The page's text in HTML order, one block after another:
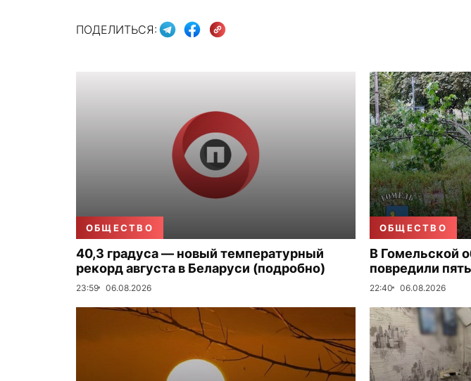
ПОДЕЛИТЬСЯ:
ОБЩЕСТВО
40,3 градуса — новый температурный
рекорд августа в Беларуси (подробно)
23:59 06.08.2026
ОБЩЕСТВО
В Гомельской
повредили
22:40 06.08.2026